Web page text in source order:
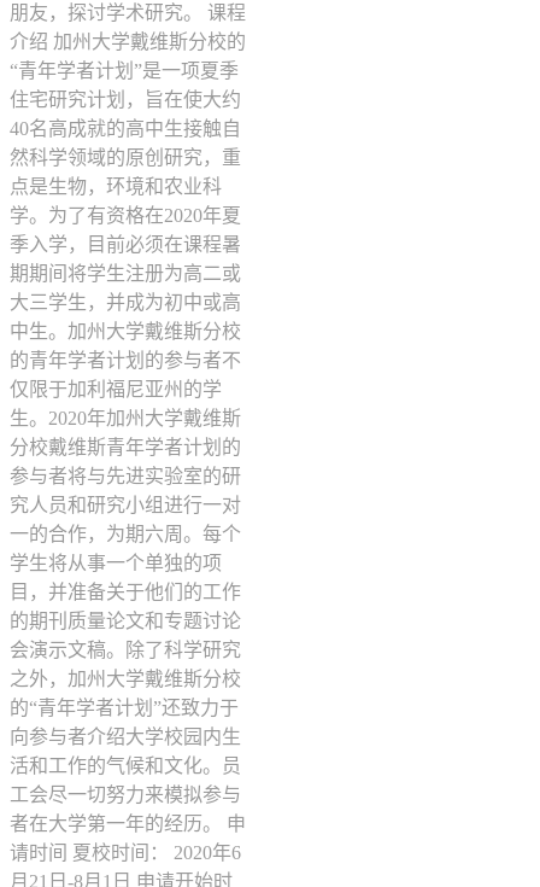
朋友，探讨学术研究。 课程
介绍 加州大学戴维斯分校的
“青年学者计划”是一项夏季
住宅研究计划，旨在使大约
40名高成就的高中生接触自
然科学领域的原创研究，重
点是生物，环境和农业科
学。为了有资格在2020年夏
季入学，目前必须在课程暑
期期间将学生注册为高二或
大三学生，并成为初中或高
中生。加州大学戴维斯分校
的青年学者计划的参与者不
仅限于加利福尼亚州的学
生。2020年加州大学戴维斯
分校戴维斯青年学者计划的
参与者将与先进实验室的研
究人员和研究小组进行一对
一的合作，为期六周。每个
学生将从事一个单独的项
目，并准备关于他们的工作
的期刊质量论文和专题讨论
会演示文稿。除了科学研究
之外，加州大学戴维斯分校
的“青年学者计划”还致力于
向参与者介绍大学校园内生
活和工作的气候和文化。员
工会尽一切努力来模拟参与
者在大学第一年的经历。 申
请时间 夏校时间： 2020年6
月21日-8月1日 申请开始时